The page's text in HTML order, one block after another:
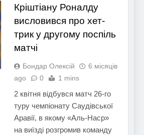
Кріштіану Роналду
висловився про хет-
трик у другому поспіль
матчі
Бондар Олексій
6 місяців
ago
0 1 mins
2 квітня відбувся матч 26-го
туру чемпіонату Саудівської
Аравії, в якому «Аль-Наср»
на виїзді розгромив команду